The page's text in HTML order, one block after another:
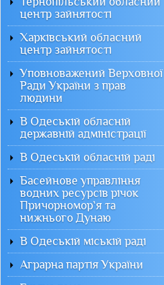
центр зайнятості
Харківський обласний
центр зайнятості
Уповноважений Верховної
Ради України з прав
людини
В Одеській обласній
державній адміністрації
В Одеській обласній раді
Басейнове управління
водних ресурсів річок
Причорномор`я та
нижнього Дунаю
В Одеській міській раді
Аграрна партія України